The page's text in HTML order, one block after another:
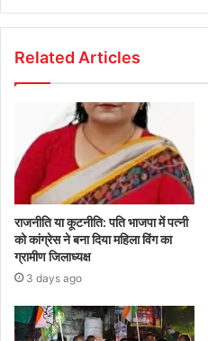
Related Articles
राजनीति या कूटनीति: पति भाजपा में पत्नी
को कांग्रेस ने बना दिया महिला विंग का
ग्रामीण जिलाध्यक्ष
3 days ago